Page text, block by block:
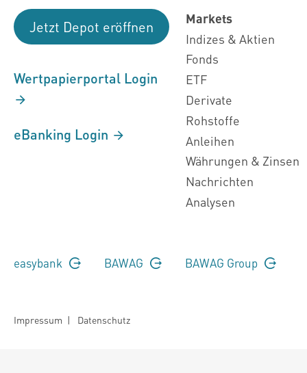
Jetzt Depot eröffnen
Wertpapierportal Login
eBanking Login
Markets
Indizes & Aktien
Fonds
ETF
Derivate
Rohstoffe
Anleihen
Währungen & Zinsen
Nachrichten
Analysen
easybank BAWAG BAWAG Group
Impressum | Datenschutz